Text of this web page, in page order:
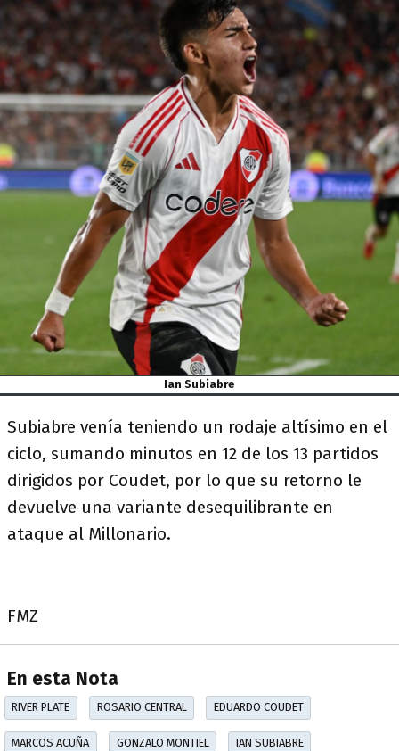
Ian Subiabre
Subiabre venía teniendo un rodaje altísimo en el
ciclo, sumando minutos en 12 de los 13 partidos
dirigidos por Coudet, por lo que su retorno le
devuelve una variante desequilibrante en
ataque al Millonario.
FMZ
En esta Nota
RIVER PLATE ROSARIO CENTRAL EDUARDO COUDET
MARCOS ACUÑA GONZALO MONTIEL IAN SUBIABRE